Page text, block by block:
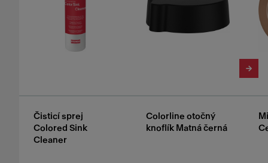
Čisticí sprej
Colored Sink
Cleaner
Colorline otočný
knoflík Matná černá